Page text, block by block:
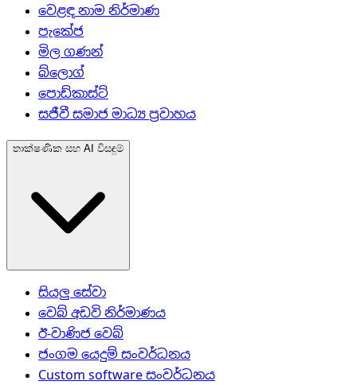
වෙළඳ නාම නිර්මාණ
පැකේජ
මිල ගණන්
බ්ලොග්
පොඩ්කාස්ට්
සජීවී සමාජ මාධ්‍ය ප්‍රවාහය
තාක්ෂණික සහ AI විසඳුම්
සියලු සේවා
වෙබ් අඩවි නිර්මාණය
ඊ-වාණිජ වෙබ්
ජංගම යෙදුම් සංවර්ධනය
Custom software සංවර්ධනය